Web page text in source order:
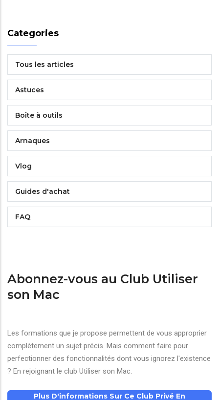
Categories
Tous les articles
Astuces
Boîte à outils
Arnaques
Vlog
Guides d'achat
FAQ
Abonnez-vous au Club Utiliser
son Mac
Les formations que je propose permettent de vous approprier
complètement un sujet précis. Mais comment faire pour
perfectionner des fonctionnalités dont vous ignorez l'existence
? En rejoignant le club Utiliser son Mac.
Plus D'informations Sur Ce Club Privé En